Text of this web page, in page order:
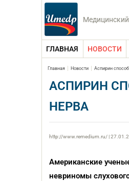
ГЛАВНАЯ НОВОСТИ
Главная Новости Аспирин
АСПИРИН
НЕРВА
http://www.remedium.ru/ |
Американские
невриномы